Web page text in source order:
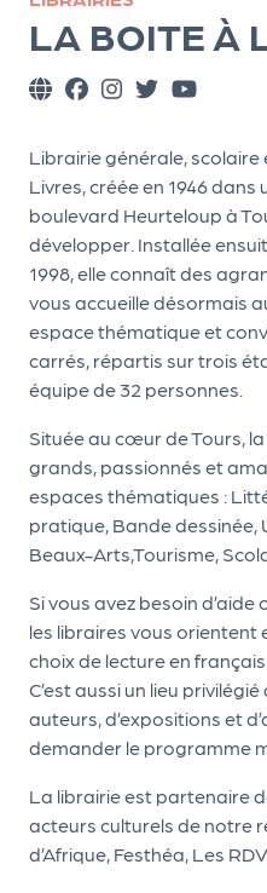
LA BOITE À
Librairie générale,
Livres, créée en 1946
boulevard Heurteloup à
développer. Installée
1998, elle connaît des
vous accueille désormais
espace thématique et
carrés, répartis sur trois
équipe de 32 personnes.
Située au cœur de Tours,
grands, passionnés et
espaces thématiques :
pratique, Bande dessinée,
Beaux-Arts,Tourisme,
Si vous avez besoin
les libraires vous orientent
choix de lecture en
C’est aussi un lieu
auteurs, d’expositions et
demander le programme
La librairie est partenaire
acteurs culturels de notre
d’Afrique, Festhéa, Les
ns
PR
O
G!
PR
O
G!
Le
Ma
g
Sui
vr
e
le
PR
O
G!
N
os
se
rvi
ce